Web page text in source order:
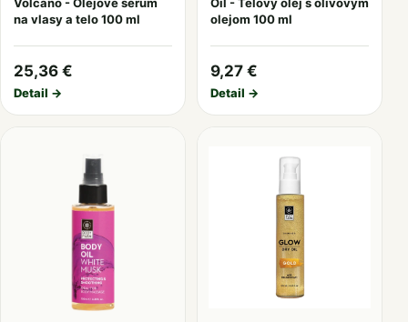
na vlasy a telo 100 ml
25,36 €
Detail →
olejom 100 ml
9,27 €
Detail →